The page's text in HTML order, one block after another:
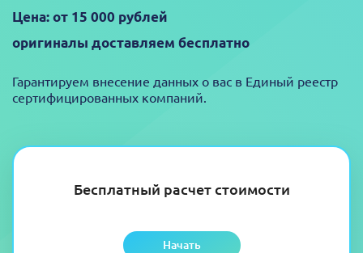
Бесплатный расчет стоимости
Начать
Цена: от 15 000 рублей
оригиналы доставляем бесплатно
Гарантируем внесение данных о вас в Единый реестр
сертифицированных компаний.